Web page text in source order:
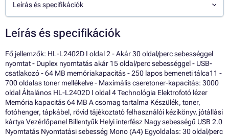
Leírás és specifikációk
Leírás és specifikációk
Fő jellemzők: HL-L2402D I oldal 2 - Akár 30 oldal/perc sebességgel
nyomtat - Duplex nyomtatás akár 15 oldal/perc sebességgel - USB-
csatlakozó - 64 MB memóriakapacitás - 250 lapos bemeneti tálca11 -
700 oldalas toner mellékelve - Maximális cseretoner-kapacitás: 3000
oldal Általános HL-L2402D I oldal 4 Technológia Elektrofotó lézer
Memória kapacitás 64 MB A csomag tartalma Készülék, toner,
fotóhenger, tápkábel, rövid tájékoztató felhasználói kézikönyv, jótállási
kártya Vezérlőpanel Billentyűk Helyi interfész Nagy sebességű USB 2.0
Nyomtatás Nyomtatási sebesség Mono (A4) Egyoldalas: 30 oldal/perc